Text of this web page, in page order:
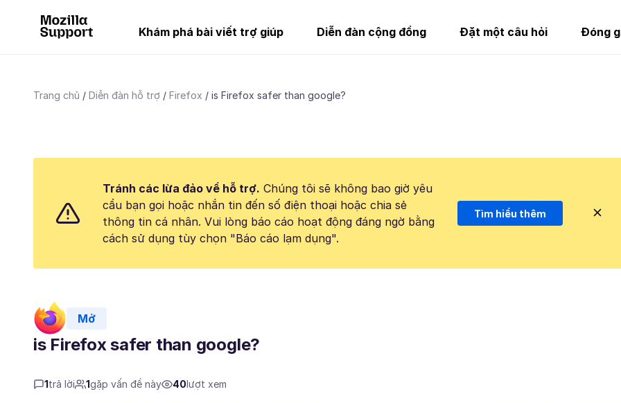
Khám phá bài viết trợ giúp Diễn đàn cộng đồng Đặt một câu hỏi Đóng
Trang chủ Diễn đàn hỗ trợ Firefox is Firefox safer than google?
Tránh các lừa đảo về hỗ trợ. Chúng tôi sẽ không bao giờ yêu
cầu bạn gọi hoặc nhắn tin đến số điện thoại hoặc chia sẻ
thông tin cá nhân. Vui lòng báo cáo hoạt động đáng ngờ bằng
cách sử dụng tùy chọn "Báo cáo lạm dụng".
Tìm hiểu thêm
Mở
is Firefox safer than google?
1 trả lời 1gặp vấn đề này 40 lượt xem